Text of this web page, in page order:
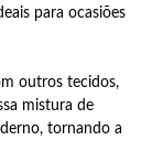
para ocasiões
outros tecidos,
mistura de
tornando a